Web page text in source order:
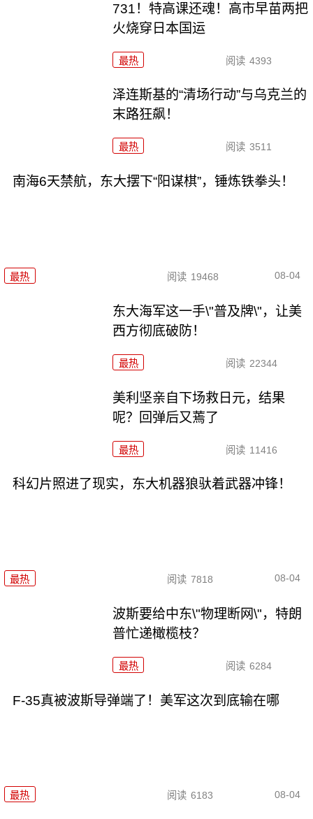
731！特高课还魂！高市早苗两把
火烧穿日本国运
最热 阅读 4393
泽连斯基的“清场行动”与乌克兰的
末路狂飙！
最热 阅读 3511
南海6天禁航，东大摆下“阳谋棋”，锤炼铁拳头！
最热 阅读 19468 08-04
东大海军这一手\"普及牌\"，让美
西方彻底破防！
最热 阅读 22344
美利坚亲自下场救日元，结果
呢？回弹后又蔫了
最热 阅读 11416
科幻片照进了现实，东大机器狼驮着武器冲锋！
最热 阅读 7818 08-04
波斯要给中东\"物理断网\"，特朗
普忙递橄榄枝？
最热 阅读 6284
F-35真被波斯导弹端了！美军这次到底输在哪
最热 阅读 6183 08-04